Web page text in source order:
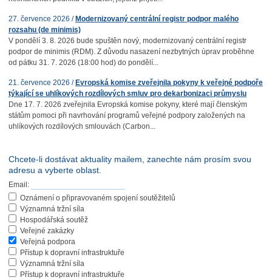
27. července 2026 / Modernizovaný centrální registr podpor malého
rozsahu (de minimis)
V pondělí 3. 8. 2026 bude spuštěn nový, modernizovaný centrální registr
podpor de minimis (RDM). Z důvodu nasazení nezbytných úprav proběhne
od pátku 31. 7. 2026 (18:00 hod) do pondělí...
21. července 2026 / Evropská komise zveřejnila pokyny k veřejné podpoře
týkající se uhlíkových rozdílových smluv pro dekarbonizaci průmyslu
Dne 17. 7. 2026 zveřejnila Evropská komise pokyny, které mají členským
státům pomoci při navrhování programů veřejné podpory založených na
uhlíkových rozdílových smlouvách (Carbon...
Chcete-li dostávat aktuality mailem, zanechte nám prosím svou
adresu a vyberte oblast.
Email:
Oznámení o připravovaném spojení soutěžitelů
Významná tržní síla
Hospodářská soutěž
Veřejné zakázky
Veřejná podpora
Přístup k dopravní infrastruktuře
Významná tržní síla
Přístup k dopravní infrastruktuře